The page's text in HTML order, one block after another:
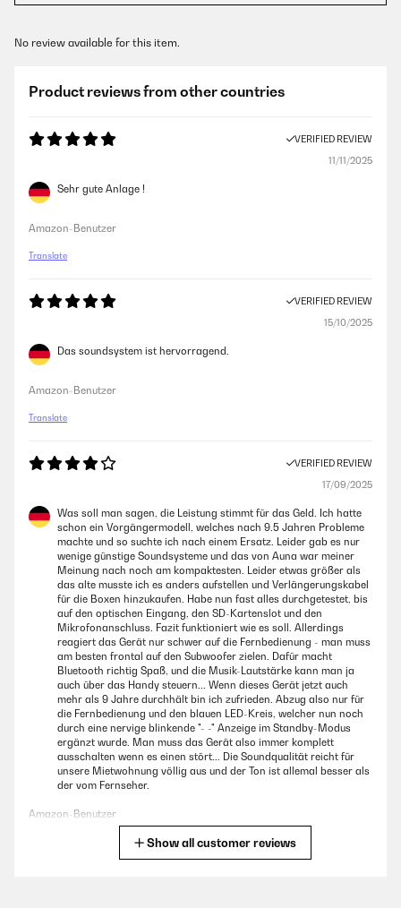
No review available for this item.
Product reviews from other countries
VERIFIED REVIEW
11/11/2025
Sehr gute Anlage !
Amazon-Benutzer
Translate
VERIFIED REVIEW
15/10/2025
Das soundsystem ist hervorragend.
Amazon-Benutzer
Translate
VERIFIED REVIEW
17/09/2025
Was soll man sagen, die Leistung stimmt für das Geld. Ich hatte
schon ein Vorgängermodell, welches nach 9.5 Jahren Probleme
machte und so suchte ich nach einem Ersatz. Leider gab es nur
wenige günstige Soundsysteme und das von Auna war meiner
Meinung nach noch am kompaktesten. Leider etwas größer als
das alte musste ich es anders aufstellen und Verlängerungskabel
für die Boxen hinzukaufen. Habe nun fast alles durchgetestet, bis
auf den optischen Eingang, den SD-Kartenslot und den
Mikrofonanschluss. Fazit funktioniert wie es soll. Allerdings
reagiert das Gerät nur schwer auf die Fernbedienung - man muss
am besten frontal auf den Subwoofer zielen. Dafür macht
Bluetooth richtig Spaß, und die Musik-Lautstärke kann man ja
auch über das Handy steuern... Wenn dieses Gerät jetzt auch
mehr als 9 Jahre durchhält bin ich zufrieden. Abzug also nur für
die Fernbedienung und den blauen LED-Kreis, welcher nun noch
durch eine nervige blinkende "- -" Anzeige im Standby-Modus
ergänzt wurde. Man muss das Gerät also immer komplett
ausschalten wenn es einen stört... Die Soundqualität reicht für
unsere Mietwohnung völlig aus und der Ton ist allemal besser als
der vom Fernseher.
Amazon-Benutzer
Show all customer reviews